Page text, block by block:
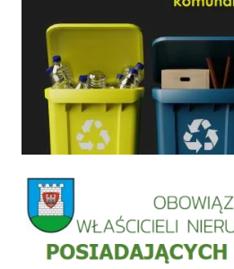
Informacja szamba